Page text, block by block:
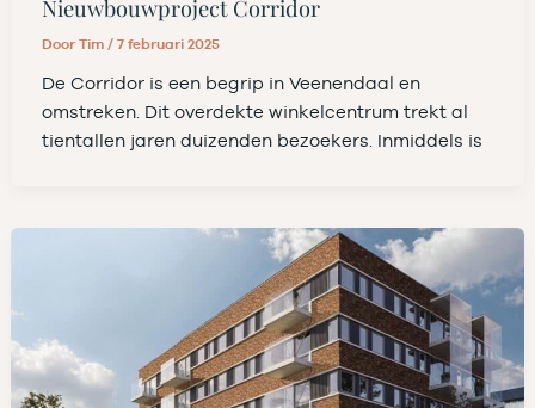
Nieuwbouwproject Corridor
DoorTim/7 februari 2025
De Corridor is een begrip in Veenendaal en
omstreken. Dit overdekte winkelcentrum trekt al
tientallen jaren duizenden bezoekers. Inmiddels is